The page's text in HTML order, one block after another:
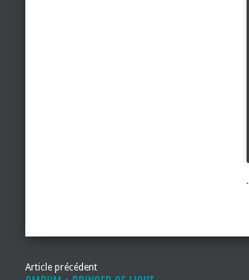
Article précédent